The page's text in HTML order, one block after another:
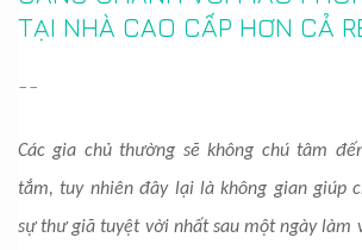
TẠI NHÀ CAO CẤP HƠN CẢ
--
Các gia chủ thường sẽ không chú tâm
tắm, tuy nhiên đây lại là không gian giúp
sự thư giã tuyệt vời nhất sau một ngày làm